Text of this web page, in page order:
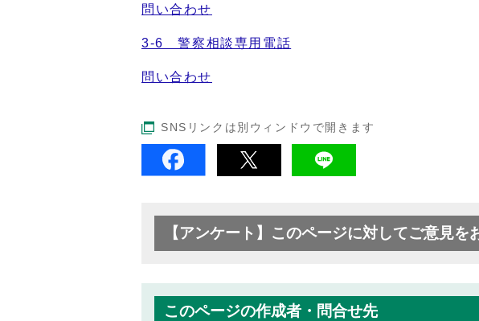
問い合わせ
3-6 警察相談専用電話
問い合わせ
SNSリンクは別ウィンドウで開きます
【アンケート】このページに対してご意見を
このページの作成者・問合せ先